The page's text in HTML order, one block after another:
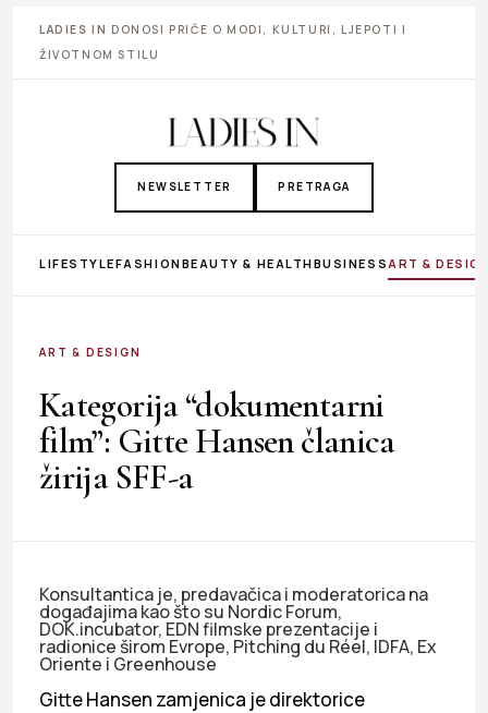
LADIES IN DONOSI PRIČE O MODI, KULTURI, LJEPOTI I
ŽIVOTNOM STILU
NEWSLETTER PRETRAGA
LIFESTYLEFASHIONBEAUTY & HEALTHBUSINESS ART &
ART & DESIGN
Kategorija “dokumentarni
film”: Gitte Hansen članica
žirija SFF-a
Konsultantica je, predavačica i moderatorica na
događajima kao što su Nordic Forum,
DOK.incubator, EDN filmske prezentacije i
radionice širom Evrope, Pitching du Réel, IDFA, Ex
Oriente i Greenhouse
Gitte Hansen zamjenica je direktorice